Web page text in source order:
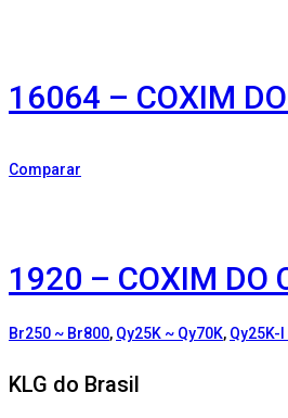
16064 – COXIM
Comparar
1920 – COXIM DO
Br250 ~ Br800, Qy25K ~ Qy70K, Qy25K-I
KLG do Brasil